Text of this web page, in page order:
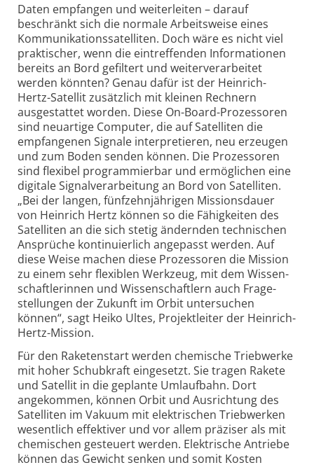
Daten empfangen und weiterleiten – darauf
beschränkt sich die normale Arbeitsweise eines
Kommunikations­satelliten. Doch wäre es nicht viel
praktischer, wenn die eintreffenden Informationen
bereits an Bord gefiltert und weiterverarbeitet
werden könnten? Genau dafür ist der Heinrich-
Hertz-Satellit zusätzlich mit kleinen Rechnern
ausgestattet worden. Diese On-Board-Prozessoren
sind neuartige Computer, die auf Satelliten die
empfangenen Signale interpretieren, neu erzeugen
und zum Boden senden können. Die Prozessoren
sind flexibel programmierbar und ermöglichen eine
digitale Signalverarbeitung an Bord von Satelliten.
„Bei der langen, fünfzehn­jährigen Missionsdauer
von Heinrich Hertz können so die Fähigkeiten des
Satelliten an die sich stetig ändernden technischen
Ansprüche kontinuierlich angepasst werden. Auf
diese Weise machen diese Prozessoren die Mission
zu einem sehr flexiblen Werkzeug, mit dem Wissen­
schaftlerinnen und Wissenschaftlern auch Frage­
stellungen der Zukunft im Orbit untersuchen
können“, sagt Heiko Ultes, Projektleiter der Heinrich-
Hertz-Mission.
Für den Raketenstart werden chemische Triebwerke
mit hoher Schubkraft eingesetzt. Sie tragen Rakete
und Satellit in die geplante Umlaufbahn. Dort
angekommen, können Orbit und Ausrichtung des
Satelliten im Vakuum mit elektrischen Triebwerken
wesentlich effektiver und vor allem präziser als mit
chemischen gesteuert werden. Elektrische Antriebe
können das Gewicht senken und somit Kosten